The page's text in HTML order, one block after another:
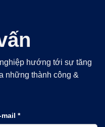
hướng tới sự tăng
những thành công &
mail *